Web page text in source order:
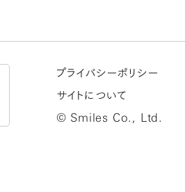
プライバシーポリシー
サイトについて
© Smiles Co., Ltd.